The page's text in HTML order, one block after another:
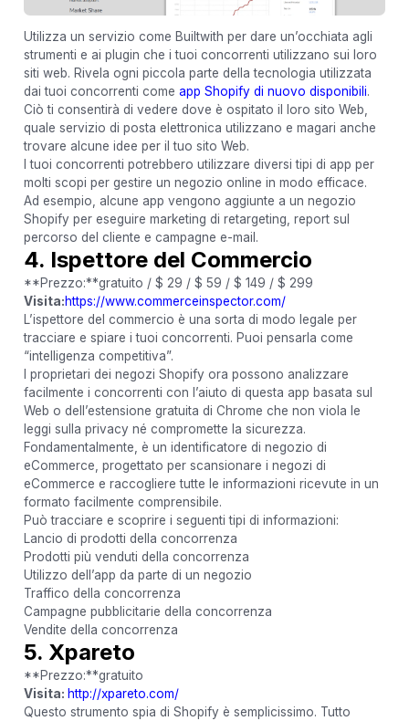
Utilizza un servizio come Builtwith per dare un’occhiata agli
strumenti e ai plugin che i tuoi concorrenti utilizzano sui loro
siti web. Rivela ogni piccola parte della tecnologia utilizzata
dai tuoi concorrenti come app Shopify di nuovo disponibili.
Ciò ti consentirà di vedere dove è ospitato il loro sito Web,
quale servizio di posta elettronica utilizzano e magari anche
trovare alcune idee per il tuo sito Web.
I tuoi concorrenti potrebbero utilizzare diversi tipi di app per
molti scopi per gestire un negozio online in modo efficace.
Ad esempio, alcune app vengono aggiunte a un negozio
Shopify per eseguire marketing di retargeting, report sul
percorso del cliente e campagne e-mail.
4. Ispettore del Commercio
**Prezzo:**gratuito / $ 29 / $ 59 / $ 149 / $ 299
Visita:https://www.commerceinspector.com/
L’ispettore del commercio è una sorta di modo legale per
tracciare e spiare i tuoi concorrenti. Puoi pensarla come
“intelligenza competitiva”.
I proprietari dei negozi Shopify ora possono analizzare
facilmente i concorrenti con l’aiuto di questa app basata sul
Web o dell’estensione gratuita di Chrome che non viola le
leggi sulla privacy né compromette la sicurezza.
Fondamentalmente, è un identificatore di negozio di
eCommerce, progettato per scansionare i negozi di
eCommerce e raccogliere tutte le informazioni ricevute in un
formato facilmente comprensibile.
Può tracciare e scoprire i seguenti tipi di informazioni:
Lancio di prodotti della concorrenza
Prodotti più venduti della concorrenza
Utilizzo dell’app da parte di un negozio
Traffico della concorrenza
Campagne pubblicitarie della concorrenza
Vendite della concorrenza
5. Xpareto
**Prezzo:**gratuito
Visita: http://xpareto.com/
Questo strumento spia di Shopify è semplicissimo. Tutto